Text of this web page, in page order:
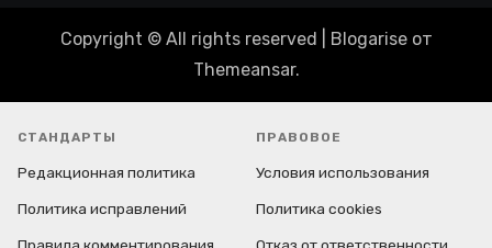
Copyright © All rights reserved Blogariseот
Themeansar.
СТАНДАРТЫ
Редакционная политика
Политика исправлений
ПРАВОВОЕ
Условия использования
Политика cookies